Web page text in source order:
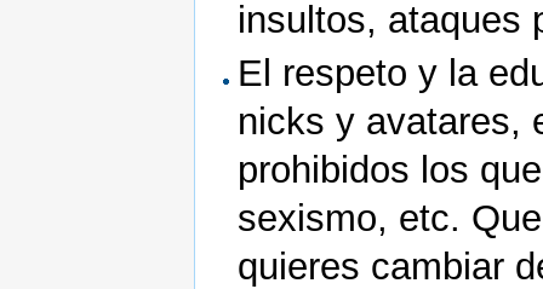
insultos, ataques
El respeto y la
nicks y avatares,
prohibidos los
sexismo, etc.
quieres cambiar